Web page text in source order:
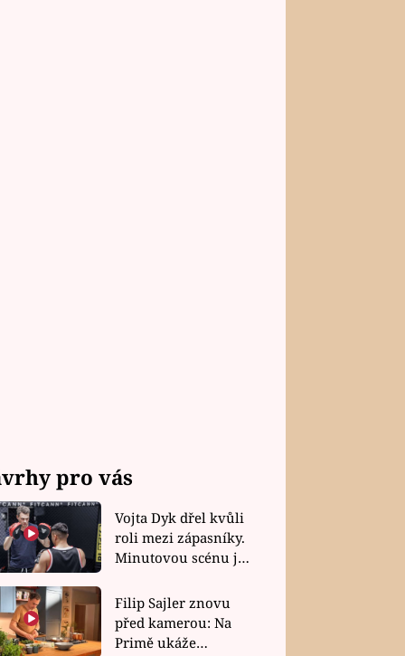
pro vás
Vojta Dyk dřel kvůli
roli mezi zápasníky.
Minutovou scénu jel
Filip Sajler znovu
před kamerou: Na
Primě ukáže